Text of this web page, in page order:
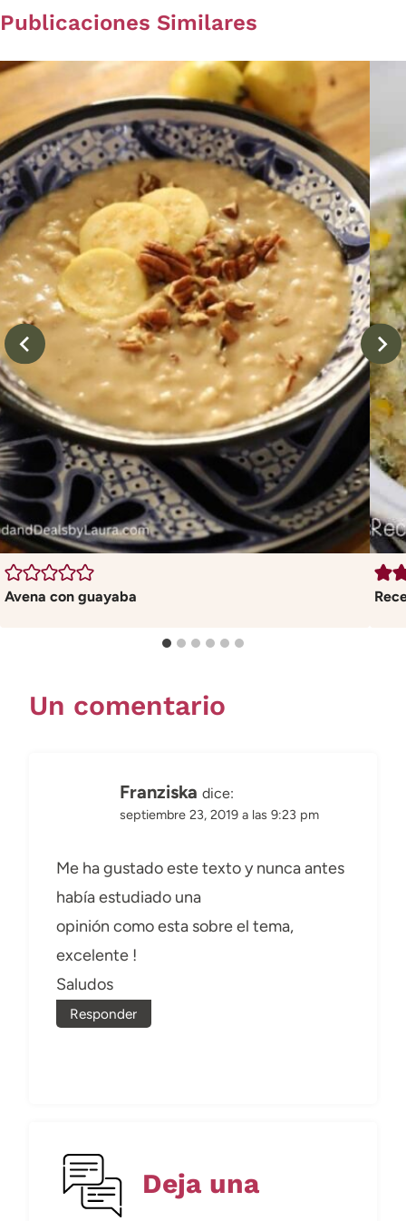
Publicaciones Similares
Avena con guayaba
Un comentario
Franziska dice:
septiembre 23, 2019 a las 9:23 pm
Me ha gustado este texto y nunca antes
había estudiado una
opinión como esta sobre el tema,
excelente !
Saludos
Responder
Deja una